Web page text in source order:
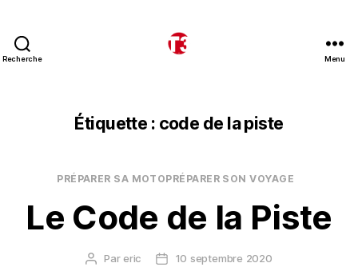
Recherche Menu
Étiquette : code de la piste
Catégories
PRÉPARER SA MOTOPRÉPARER SON VOYAGE
Le Code de la Piste
Auteur
Pareric
Date10 septembre 2020